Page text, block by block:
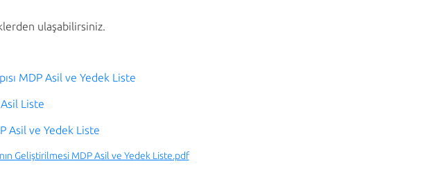
ulaşabilirsiniz.
MDP Asil ve Yedek Liste
Liste
Asil ve Yedek Liste
Geliştirilmesi MDP Asil ve Yedek Liste.pdf